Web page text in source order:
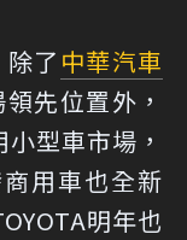
了 中華汽車
先位置外，
型車市場，
用車也全新
明年也